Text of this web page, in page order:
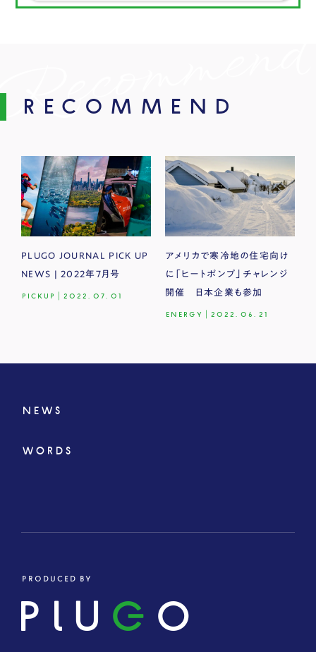
RECOMMEND
PLUGO JOURNAL PICK UP
NEWS | 2022年7月号
PICKUP 2022.07.01
アメリカで寒冷地の住宅向け
に「ヒートポンプ」チャレンジ
開催 日本企業も参加
ENERGY 2022.06.21
NEWS
WORDS
PRODUCED BY
PLU G O